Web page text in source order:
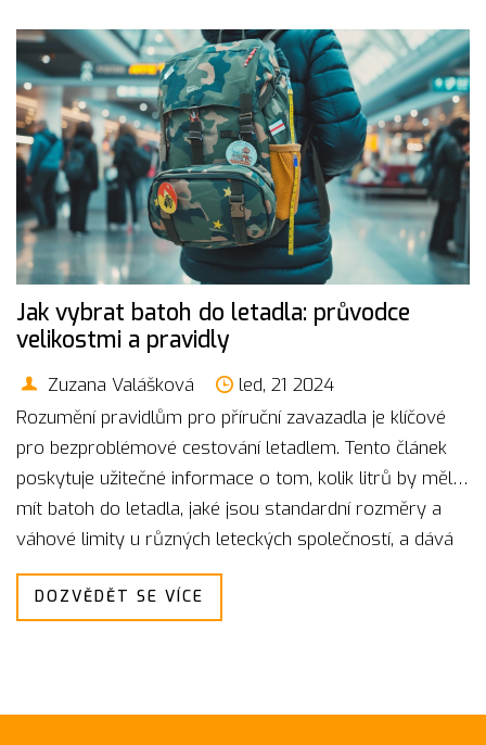
Jak vybrat batoh do letadla: průvodce
velikostmi a pravidly
Zuzana Valášková
led, 21 2024
Rozumění pravidlům pro příruční zavazadla je klíčové
pro bezproblémové cestování letadlem. Tento článek
poskytuje užitečné informace o tom, kolik litrů by měl
mít batoh do letadla, jaké jsou standardní rozměry a
váhové limity u různých leteckých společností, a dává
tipy na to, jak nejlépe vybírat batoh, aby splňoval
požadavky a zároveň byl praktický.
DOZVĚDĚT SE VÍCE